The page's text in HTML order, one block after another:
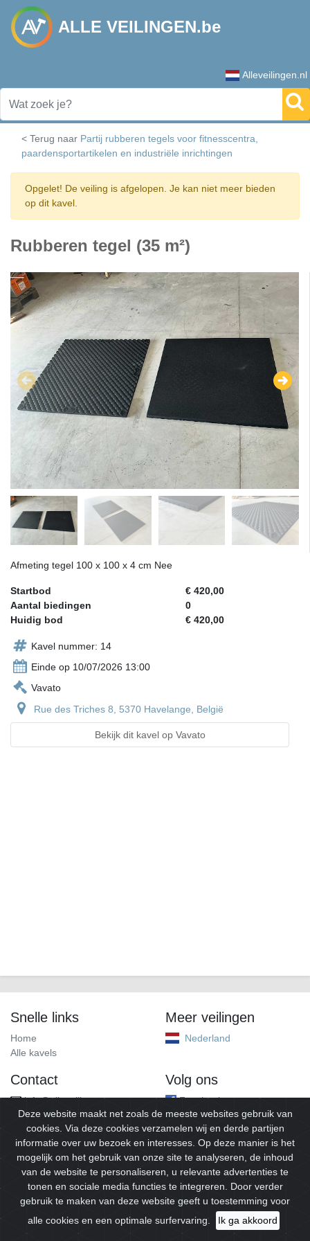
ALLE VEILINGEN.be
Alleveilingen.nl
< Terug naar Partij rubberen tegels voor fitnesscentra,
paardensportartikelen en industriële inrichtingen
Opgelet! De veiling is afgelopen. Je kan niet meer bieden
op dit kavel.
Rubberen tegel (35 m²)
Afmeting tegel 100 x 100 x 4 cm Nee
Startbod
€ 420,00
Aantal biedingen
0
Huidig bod
€ 420,00
Kavel nummer: 14
Einde op 10/07/2026 13:00
Vavato
Rue des Triches 8, 5370 Havelange, België
Bekijk dit kavel op Vavato
Snelle links
Home
Alle kavels
Meer veilingen
Nederland
Contact
info@alleveilingen.net
Volg ons
Facebook
© 2026Alleveilingen.Alle rechten voorbehouden.
Deze website maakt net zoals de meeste websites gebruik van
cookies. Via deze cookies verzamelen wij en derde partijen
informatie over uw bezoek en interesses. Op deze manier is het
mogelijk om het gebruik van onze site te analyseren, de inhoud
van de website te personaliseren, u relevante advertenties te
tonen en sociale media functies te integreren. Door verder
gebruik te maken van deze website geeft u toestemming voor
alle cookies en een optimale surfervaring.
Ik ga akkoord